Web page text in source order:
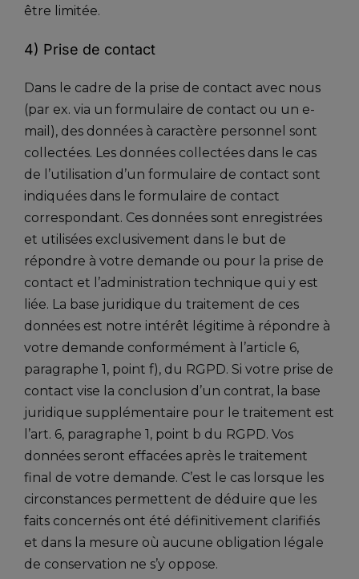
être limitée.
4) Prise de contact
Dans le cadre de la prise de contact avec nous
(par ex. via un formulaire de contact ou un e-
mail), des données à caractère personnel sont
collectées. Les données collectées dans le cas
de l’utilisation d’un formulaire de contact sont
indiquées dans le formulaire de contact
correspondant. Ces données sont enregistrées
et utilisées exclusivement dans le but de
répondre à votre demande ou pour la prise de
contact et l’administration technique qui y est
liée. La base juridique du traitement de ces
données est notre intérêt légitime à répondre à
votre demande conformément à l’article 6,
paragraphe 1, point f), du RGPD. Si votre prise de
contact vise la conclusion d’un contrat, la base
juridique supplémentaire pour le traitement est
l’art. 6, paragraphe 1, point b du RGPD. Vos
données seront effacées après le traitement
final de votre demande. C’est le cas lorsque les
circonstances permettent de déduire que les
faits concernés ont été définitivement clarifiés
et dans la mesure où aucune obligation légale
de conservation ne s’y oppose.